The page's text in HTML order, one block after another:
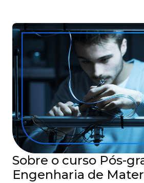
Sobre o curso Pós-
Engenharia de